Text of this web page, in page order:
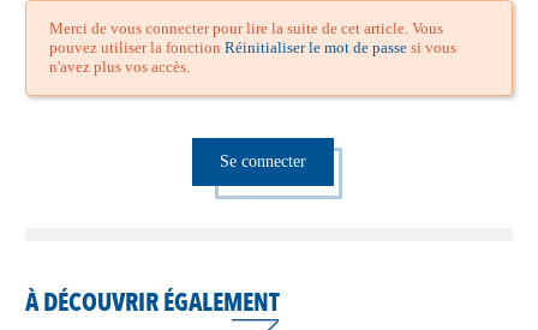
Merci de vous connecter pour lire la suite de cet article. Vous
pouvez utiliser la fonctionRéinitialiser le mot de passe si vous
n'avez plus vos accès.
Se connecter
À DÉCOUVRIR ÉGALEMENT